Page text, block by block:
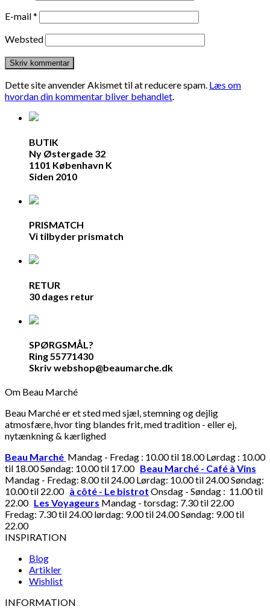
E-mail*
Websted
Dette site anvender Akismet til at reducere spam. Læs om
hvordan din kommentar bliver behandlet.
BUTIK
Ny Østergade 32
1101 København K
Siden 2010
PRISMATCH
Vi tilbyder prismatch
RETUR
30 dages retur
SPØRGSMÅL?
Ring 55771430
Skriv webshop@beaumarche.dk
Om Beau Marché
Beau Marché er et sted med sjæl, stemning og dejlig
atmosfære, hvor ting blandes frit, med tradition - eller ej,
nytænkning & kærlighed
Beau Marché Mandag - Fredag : 10.00 til 18.00 Lørdag : 10.00
til 18.00 Søndag: 10.00 til 17.00 Beau Marché - Café à Vins
Mandag - Fredag: 8.00 til 24.00 Lørdag: 10.00 til 24.00 Søndag:
10.00 til 22.00 à côté - Le bistrot Onsdag - Søndag : 11.00 til
22.00 Les Voyageurs Mandag - torsdag: 7.30 til 22.00
Fredag: 7.30 til 24.00 lørdag: 9.00 til 24.00 Søndag: 9.00 til
22.00
INSPIRATION
Blog
Artikler
Wishlist
INFORMATION